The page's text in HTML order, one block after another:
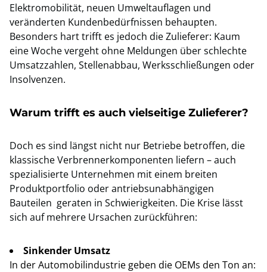
Elektromobilität, neuen Umweltauflagen und
veränderten Kundenbedürfnissen behaupten.
Besonders hart trifft es jedoch die Zulieferer: Kaum
eine Woche vergeht ohne Meldungen über schlechte
Umsatzzahlen, Stellenabbau, Werksschließungen oder
Insolvenzen.
Warum trifft es auch vielseitige Zulieferer?
Doch es sind längst nicht nur Betriebe betroffen, die
klassische Verbrennerkomponenten liefern – auch
spezialisierte Unternehmen mit einem breiten
Produktportfolio oder antriebsunabhängigen
Bauteilen geraten in Schwierigkeiten. Die Krise lässt
sich auf mehrere Ursachen zurückführen:
Sinkender Umsatz
In der Automobilindustrie geben die OEMs den Ton an: